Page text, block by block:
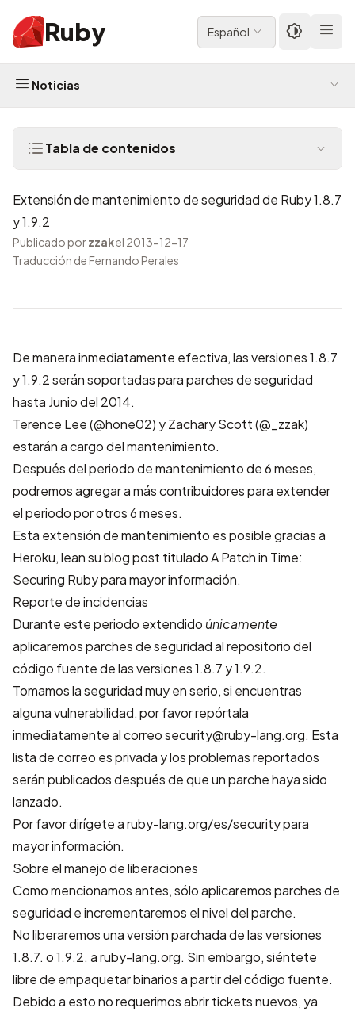
Ruby Español
Noticias
Tabla de contenidos
Extensión de mantenimiento de seguridad de Ruby 1.8.7
y 1.9.2
Publicado porzzakel 2013-12-17
Traducción de Fernando Perales
De manera inmediatamente efectiva, las versiones 1.8.7
y 1.9.2 serán soportadas para parches de seguridad
hasta Junio del 2014.
Terence Lee (@hone02) y Zachary Scott (@_zzak)
estarán a cargo del mantenimiento.
Después del periodo de mantenimiento de 6 meses,
podremos agregar a más contribuidores para extender
el periodo por otros 6 meses.
Esta extensión de mantenimiento es posible gracias a
Heroku, lean su blog post tituladoA Patch in Time:
Securing Rubypara mayor información.
Reporte de incidencias
Durante este periodo extendido únicamente
aplicaremos parches de seguridad al repositorio del
código fuente de las versiones1.8.7 y1.9.2.
Tomamos la seguridad muy en serio, si encuentras
alguna vulnerabilidad, por favor repórtala
inmediatamente al correo security@ruby-lang.org. Esta
lista de correo es privada y los problemas reportados
serán publicados después de que un parche haya sido
lanzado.
Por favor dirígete aruby-lang.org/es/securitypara
mayor información.
Sobre el manejo de liberaciones
Como mencionamos antes, sólo aplicaremos parches de
seguridad e incrementaremos el nivel del parche.
No liberaremos una versión parchada de las versiones
1.8.7. o 1.9.2. a ruby-lang.org. Sin embargo, siéntete
libre de empaquetar binarios a partir del código fuente.
Debido a esto no requerimos abrir tickets nuevos, ya